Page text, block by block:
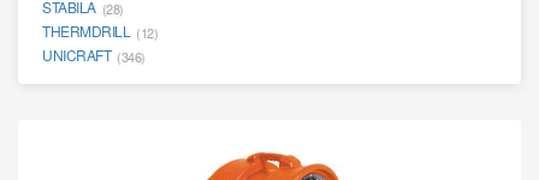
STABILA (28)
THERMDRILL (12)
UNICRAFT (346)